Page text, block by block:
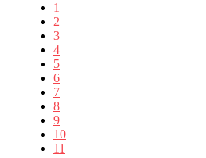
1
2
3
4
5
6
7
8
9
10
11